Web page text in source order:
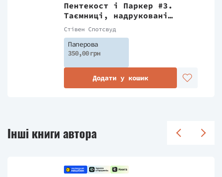
Пентекост і Паркер #3.
Таємниці, надруковані
кров'ю
Стівен Спотсвуд
Паперова
350,00 грн
Додати у кошик
Інші книги автора